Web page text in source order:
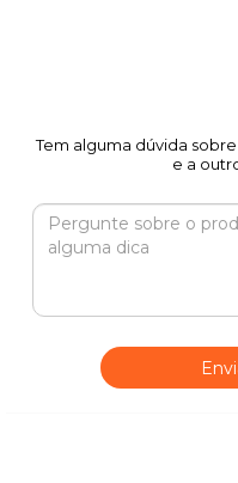
Tem alguma dúvida
e a